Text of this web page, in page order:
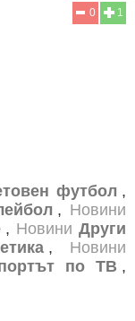
1
0
футбол ,
, Новини
, Новини Други
, Новини
по ТВ ,